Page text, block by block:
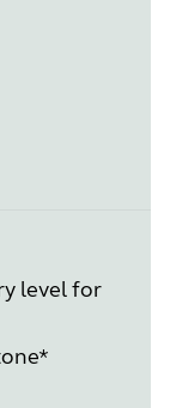
level for